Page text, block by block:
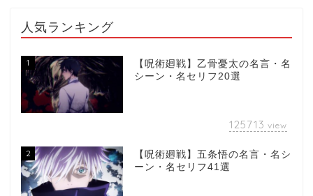
人気ランキング
1
【呪術廻戦】乙骨憂太の名言・名
シーン・名セリフ20選
125713 view
2
【呪術廻戦】五条悟の名言・名シ
ーン・名セリフ41選